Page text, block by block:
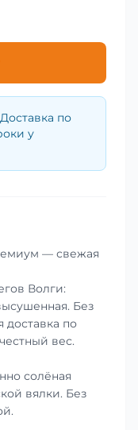
Доставка по
у
— свежая
Волги:
Без
доставка по
вес.
солёная
вялки. Без